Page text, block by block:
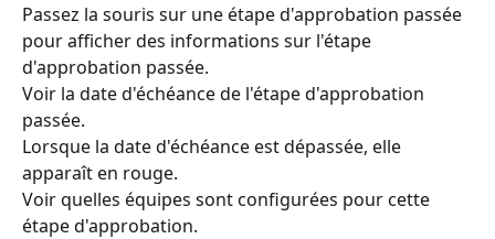
Passez la souris sur une étape d'approbation passée
pour afficher des informations sur l'étape
d'approbation passée.
Voir la date d'échéance de l'étape d'approbation
passée.
Lorsque la date d'échéance est dépassée, elle
apparaît en rouge.
Voir quelles équipes sont configurées pour cette
étape d'approbation.